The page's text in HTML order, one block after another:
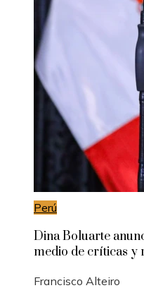
Perú
Dina Boluarte
medio de críticas y
Francisco Alteiro